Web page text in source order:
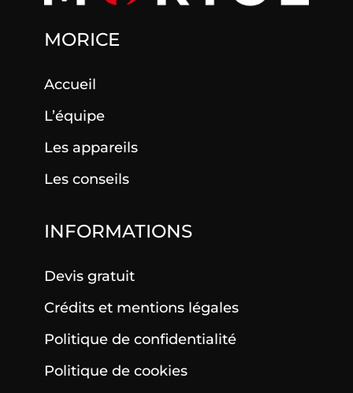
MORICE
Accueil
L’équipe
Les appareils
Les conseils
INFORMATIONS
Devis gratuit
Crédits et mentions légales
Politique de confidentialité
Politique de cookies